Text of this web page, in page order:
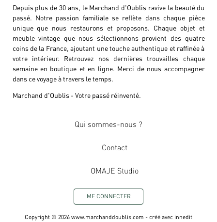
Depuis plus de 30 ans, le Marchand d'Oublis ravive la beauté du
passé. Notre passion familiale se reflète dans chaque pièce
unique que nous restaurons et proposons. Chaque objet et
meuble vintage que nous sélectionnons provient des quatre
coins de la France, ajoutant une touche authentique et raffinée à
votre intérieur. Retrouvez nos dernières trouvailles chaque
semaine en boutique et en ligne. Merci de nous accompagner
dans ce voyage à travers le temps.
Marchand d'Oublis - Votre passé réinventé.
Qui sommes-nous ?
Contact
OMAJE Studio
ME CONNECTER
Copyright © 2026 www.marchanddoublis.com - créé avec innedit